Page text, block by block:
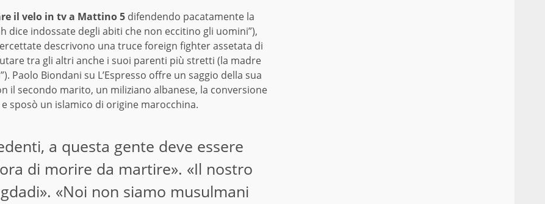
il velo in tv a Mattino 5 difendendo pacatamente la
dice indossate degli abiti che non eccitino gli uomini”),
descrivono una truce foreign fighter assetata di
tra gli altri anche i suoi parenti più stretti (la madre
Paolo Biondani su L’Espresso offre un saggio della sua
il secondo marito, un miliziano albanese, la conversione
sposò un islamico di origine marocchina.
a questa gente deve essere
di morire da martire». «Il nostro
«Noi non siamo musulmani